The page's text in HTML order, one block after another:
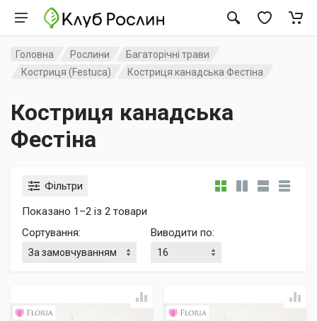
Головна Рослини
Багаторічні трави
Костриця (Festuca)
Костриця канадська Фестіна
Костриця канадська
Фестіна
Фільтри
Показано 1–2 із 2 товари
Сортування: Виводити по: